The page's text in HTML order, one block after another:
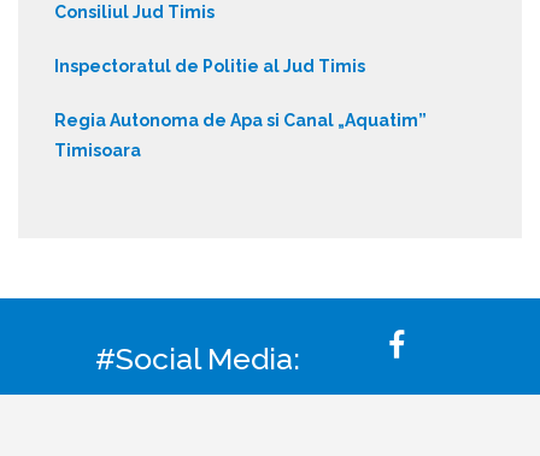
Consiliul Jud Timis
Inspectoratul de Politie al Jud Timis
Regia Autonoma de Apa si Canal „Aquatim”
Timisoara
#Social Media: